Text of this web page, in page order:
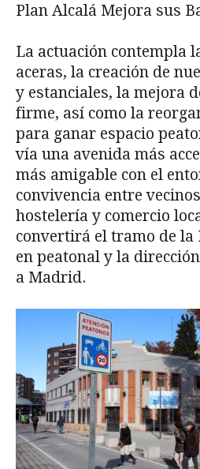
Plan Alcalá Mejora sus
La actuación contempla
aceras, la creación de
y estanciales, la mejora
firme, así como la
para ganar espacio
vía una avenida más
más amigable con el
convivencia entre
hostelería y comercio
convertirá el tramo de
en peatonal y la
a Madrid.